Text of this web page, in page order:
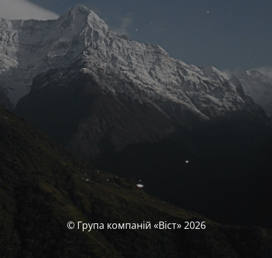
© Група компаній «‎Віст»‎ 2026